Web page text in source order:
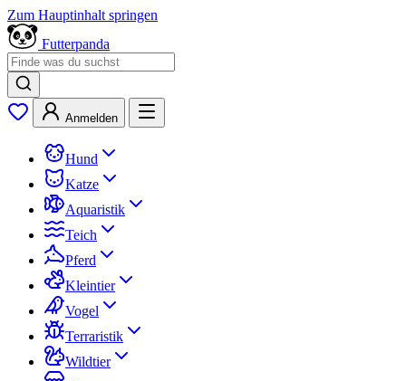
Zum Hauptinhalt springen
Futterpanda
Anmelden
Hund
Katze
Aquaristik
Teich
Pferd
Kleintier
Vogel
Terraristik
Wildtier